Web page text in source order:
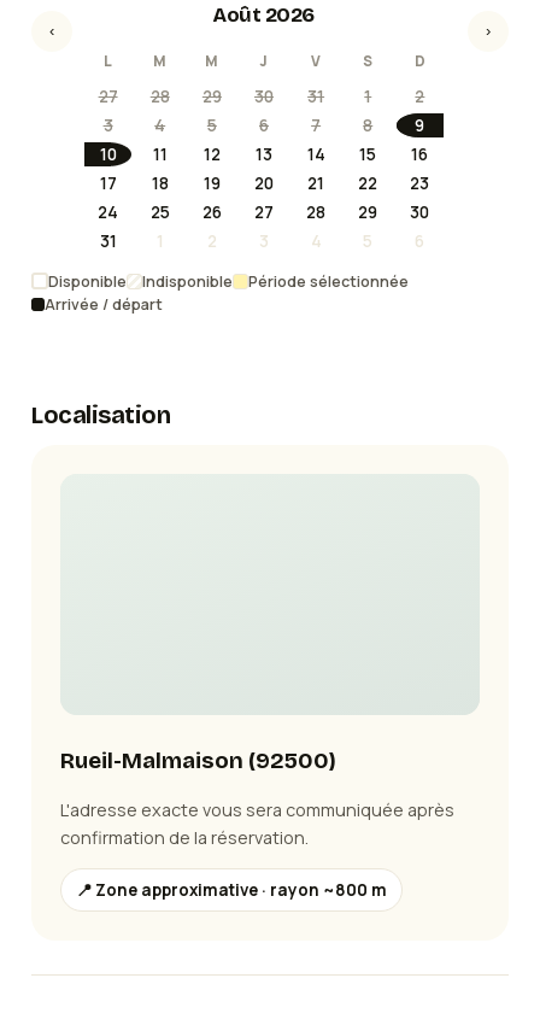
‹
Août 2026
L M M J V S D
27 28 29 30 31 1
2
3
4 5 6 7 8
9
10
11 12 13 14 15
16
17
18 19 20 21 22
23
24
25 26 27 28 29
30
31
1 2 3 4 5 6
›
Disponible Indisponible
Période sélectionnée
Arrivée / départ
Localisation
Rueil-Malmaison (92500)
L'adresse exacte vous sera communiquée après
confirmation de la réservation.
📍 Zone approximative · rayon ~800 m